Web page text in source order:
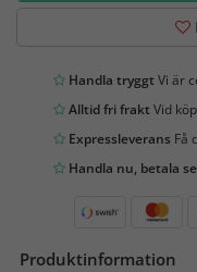
Handla tryggtVi är
Alltid fri fraktVid
Expressleverans Få
Handla nu, betala
Produktinformation